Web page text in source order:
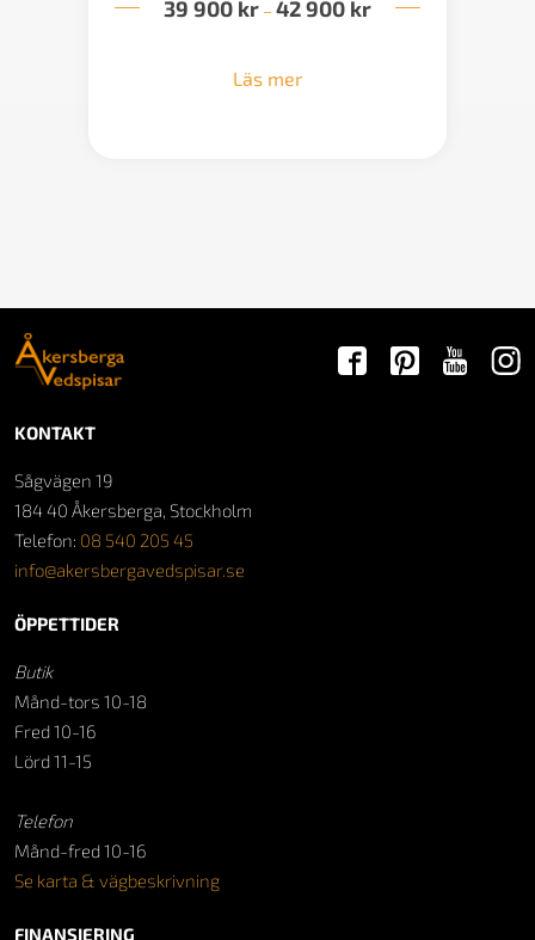
39 900 kr – 42 900 krPrisintervall:
Läs mer
KONTAKT
Sågvägen 19
184 40 Åkersberga, Stockholm
Telefon: 08 540 205 45
info@akersbergavedspisar.se
ÖPPETTIDER
Butik
Månd-tors 10-18
Fred 10-16
Lörd 11-15
Telefon
Månd-fred 10-16
Se karta & vägbeskrivning
FINANSIERING